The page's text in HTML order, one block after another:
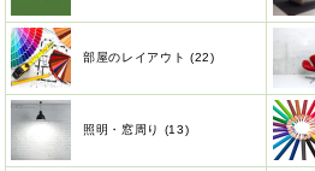
部屋のレイアウト (22)
照明・窓周り (13)